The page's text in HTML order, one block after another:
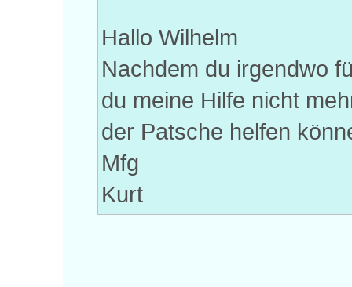
Hallo Wilhelm
Nachdem du irgendwo
du meine Hilfe nicht
der Patsche helfen
Mfg
Kurt